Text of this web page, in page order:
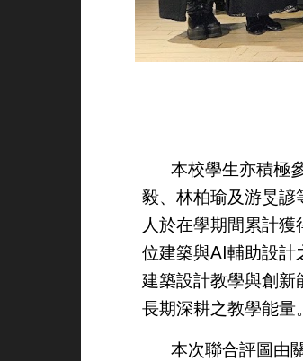
本校學生亦積極
毅、林柏瑜及游旻諺
人於在學期間累計獲
位建築與AI輔助設計
建築設計教學與創新
長期深耕之教學能量。
本次聯合評圖由